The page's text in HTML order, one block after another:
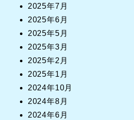
2025年7月
2025年6月
2025年5月
2025年3月
2025年2月
2025年1月
2024年10月
2024年8月
2024年6月